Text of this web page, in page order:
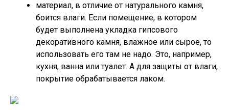
материал, в отличие от натурального камня,
боится влаги. Если помещение, в котором
будет выполнена укладка гипсового
декоративного камня, влажное или сырое, то
использовать его там не надо. Это, например,
кухня, ванна или туалет. А для защиты от влаги,
покрытие обрабатывается лаком.